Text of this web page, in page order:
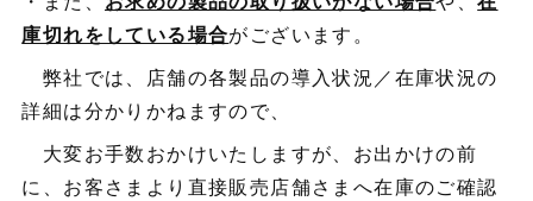
庫切れをしている場合がございます。
弊社では、店舗の各製品の導入状況／在庫状況の
詳細は分かりかねますので、
大変お手数おかけいたしますが、お出かけの前
に、お客さまより直接販売店舗さまへ在庫のご確認